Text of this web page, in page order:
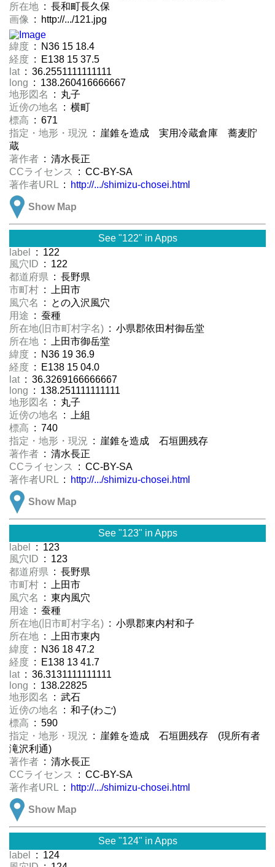
所在地 : 長和町長久保
画像
: http://.../121.jpg
緯度 : N36 15 18.4
経度 : E138 15 37.5
lat : 36.2551111111111
long : 138.260416666667
地形図名
: 丸子
近傍の地名
: 横町
標高 : 671
指定・地形・現況
: 崖錐を造成 実用冷蔵倉庫 蕎麦貯
蔵
著作者 : 清水長正
CCライセンス
: CC-BY-SA
著作者URL : http://.../shimizu-chosei.html
Show Map
See "122" in Apps
label
: 122
風穴ID : 122
都道府県 : 長野県
市町村 : 上田市
風穴名
: との入沢風穴
用途 : 蚕種
所在地(旧市町村字名) : 小県郡依田村御岳堂
所在地 : 上田市御岳堂
緯度 : N36 19 36.9
経度 : E138 15 04.0
lat : 36.3269166666667
long : 138.251111111111
地形図名
: 丸子
近傍の地名
: 上組
標高 : 740
指定・地形・現況
: 崖錐を造成 石垣囲残存
著作者 : 清水長正
CCライセンス
: CC-BY-SA
著作者URL : http://.../shimizu-chosei.html
Show Map
See "123" in Apps
label
: 123
風穴ID : 123
都道府県 : 長野県
市町村 : 上田市
風穴名
: 東内風穴
用途 : 蚕種
所在地(旧市町村字名) : 小県郡東内村和子
所在地 : 上田市東内
緯度 : N36 18 47.2
経度 : E138 13 41.7
lat : 36.3131111111111
long : 138.22825
地形図名
: 武石
近傍の地名
: 和子(わご)
標高 : 590
指定・地形・現況
: 崖錐を造成 石垣囲残存 (現所有者
滝沢利通)
著作者 : 清水長正
CCライセンス
: CC-BY-SA
著作者URL : http://.../shimizu-chosei.html
Show Map
See "124" in Apps
label
: 124